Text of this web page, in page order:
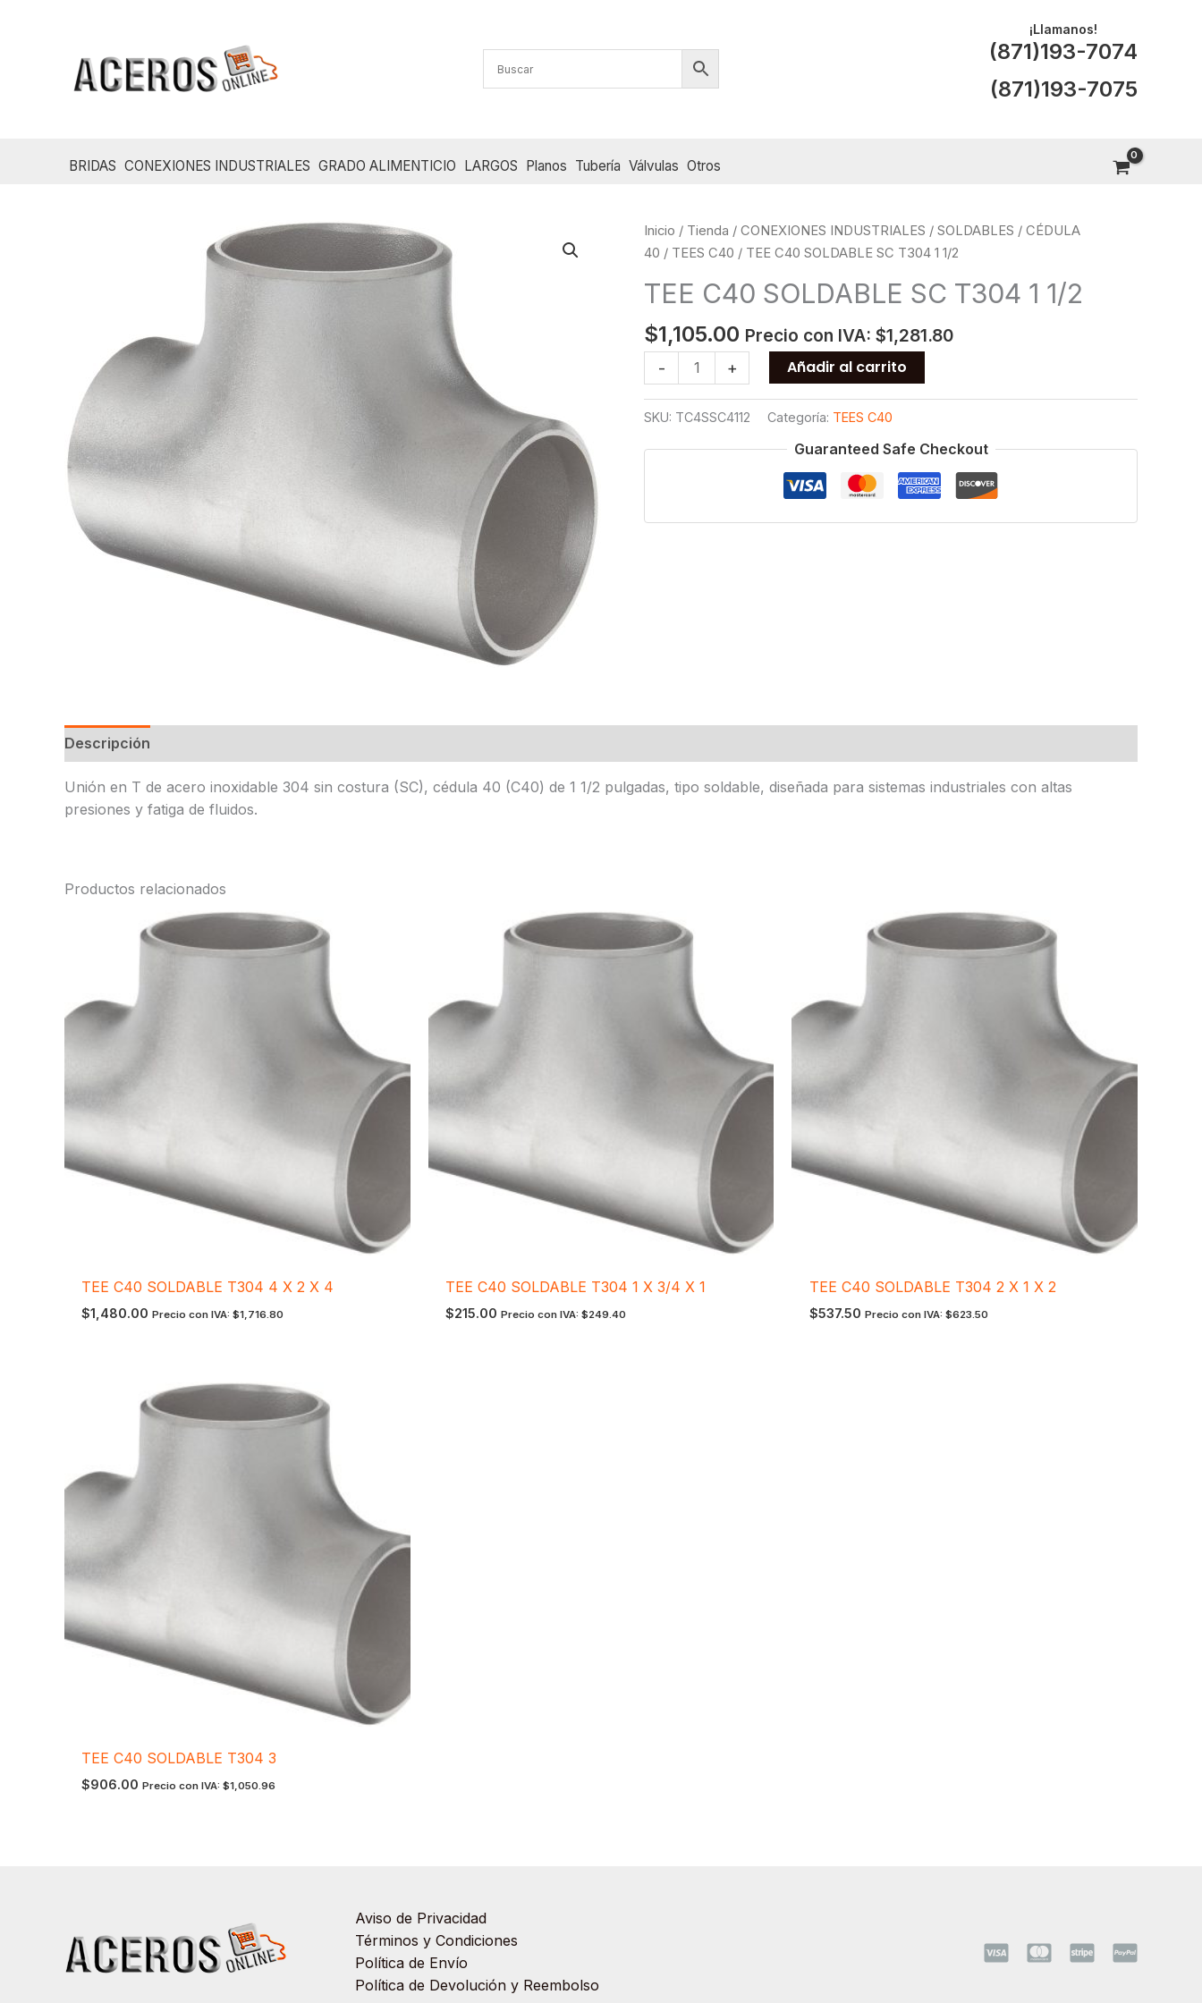
¡Llamanos!
(871)193-7074
(871)193-7075
BRIDAS CONEXIONES INDUSTRIALES GRADO ALIMENTICIO LARGOS Planos Tubería Válvulas Otros
Inicio / Tienda / CONEXIONES INDUSTRIALES / SOLDABLES / CÉDULA
40 / TEES C40 / TEE C40 SOLDABLE SC T304 1 1/2
TEE C40 SOLDABLE SC T304 1 1/2
$1,105.00 Precio con IVA: $1,281.80
-
C40
T304
cantidad
+ Añadir al carrito
SKU: TC4SSC4112 Categoría: TEES C40
Guaranteed Safe Checkout
Descripción
Unión en T de acero inoxidable 304 sin costura (SC), cédula 40 (C40) de 1 1/2 pulgadas, tipo soldable, diseñada para sistemas industriales con altas
presiones y fatiga de fluidos.
Productos relacionados
TEE C40 SOLDABLE T304 4 X 2 X 4
$1,480.00 Precio con IVA:$1,716.80
TEE C40 SOLDABLE T304 1 X 3/4 X 1
$215.00 Precio con IVA: $249.40
TEE C40 SOLDABLE T304 2 X 1 X 2
$537.50 Precio con IVA: $623.50
TEE C40 SOLDABLE T304 3
$906.00 Precio con IVA:$1,050.96
Aviso de Privacidad
Términos y Condiciones
Política de Envío
Política de Devolución y Reembolso